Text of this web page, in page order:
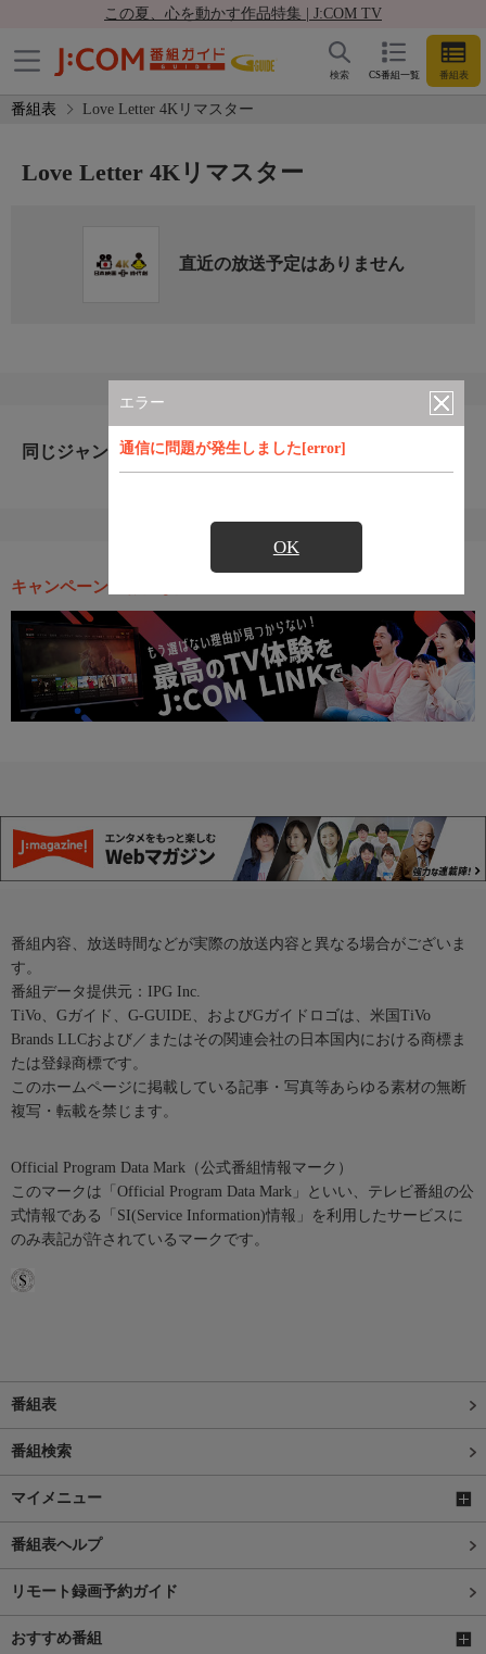
この夏、心を動かす作品特集 | J:COM TV
CS番組一覧 番組表
検索
番組表 Love Letter 4Kリマスター
エラー
通信に問題が発生しました[error]
OK
Love Letter 4Kリマスター
直近の放送予定はありません
同じジャンルのおすすめ番組
キャンペーン・お得な情報
番組内容、放送時間などが実際の放送内容と異なる場合がございま
す。
番組データ提供元：IPG Inc.
TiVo、Gガイド、G-GUIDE、およびGガイドロゴは、米国TiVo
Brands LLCおよび／またはその関連会社の日本国内における商標ま
たは登録商標です。
このホームページに掲載している記事・写真等あらゆる素材の無断
複写・転載を禁じます。
Official Program Data Mark（公式番組情報マーク）
このマークは「Official Program Data Mark」といい、テレビ番組の公
式情報である「SI(Service Information)情報」を利用したサービスに
のみ表記が許されているマークです。
番組表
番組検索
マイメニュー
番組表ヘルプ
リモート録画予約ガイド
おすすめ番組